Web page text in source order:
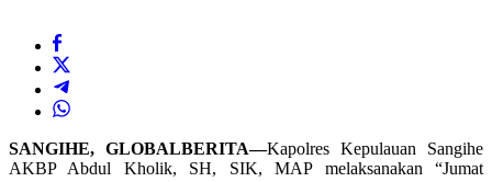
SANGIHE, GLOBALBERITA—Kapolres Kepulauan Sangihe
AKBP Abdul Kholik, SH, SIK, MAP melaksanakan “Jumat